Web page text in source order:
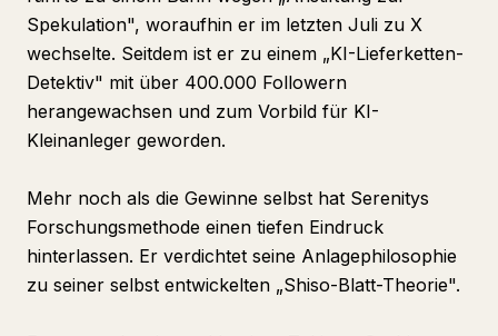
Spekulation", woraufhin er im letzten Juli zu X
wechselte. Seitdem ist er zu einem „KI-Lieferketten-
Detektiv" mit über 400.000 Followern
herangewachsen und zum Vorbild für KI-
Kleinanleger geworden.
Mehr noch als die Gewinne selbst hat Serenitys
Forschungsmethode einen tiefen Eindruck
hinterlassen. Er verdichtet seine Anlagephilosophie
zu seiner selbst entwickelten „Shiso-Blatt-Theorie".